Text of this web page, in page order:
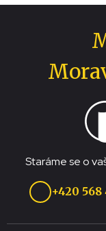
Staráme se o
+420 568